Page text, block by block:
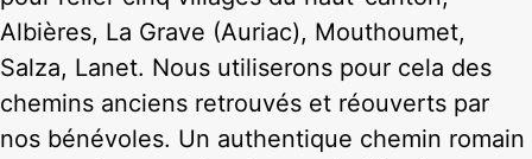
Albières, La Grave (Auriac), Mouthoumet,
Salza, Lanet. Nous utiliserons pour cela des
chemins anciens retrouvés et réouverts par
nos bénévoles. Un authentique chemin romain